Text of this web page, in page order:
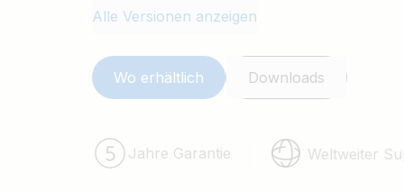
verwenden. Teil des modularen
Alle Versionen anzeigen
Wo erhältlich Downloads
Jahre Garantie Weltweiter